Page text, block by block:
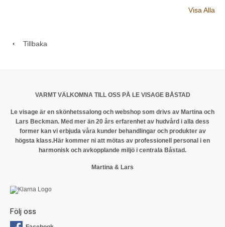
Visa Alla
Tillbaka
VARMT VÄLKOMNA TILL OSS PÅ LE VISAGE BÅSTAD
Le visage är en skönhetssalong och webshop som drivs av Martina och
Lars Beckman. Med mer än 20 års erfarenhet av hudvård i alla dess
former kan vi erbjuda våra kunder behandlingar och produkter av
högsta klass.Här kommer ni att mötas av professionell personal i en
harmonisk och avkopplande miljö i centrala Båstad.
Martina & Lars
Följ oss